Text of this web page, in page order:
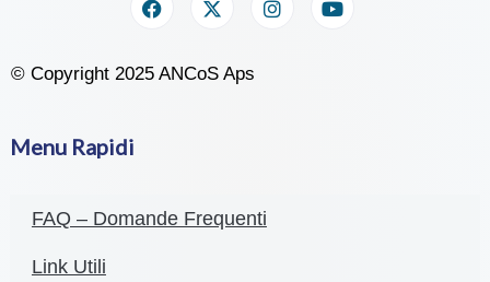
© Copyright 2025 ANCoS Aps
Menu Rapidi
FAQ – Domande Frequenti
Link Utili